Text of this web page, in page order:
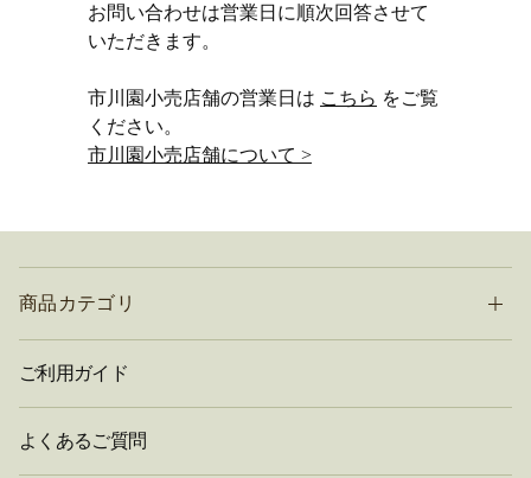
お問い合わせは営業日に順次回答させて
いただきます。
市川園小売店舗の営業日は こちら をご覧
ください。
市川園小売店舗について >
商品カテゴリ
ご利用ガイド
よくあるご質問